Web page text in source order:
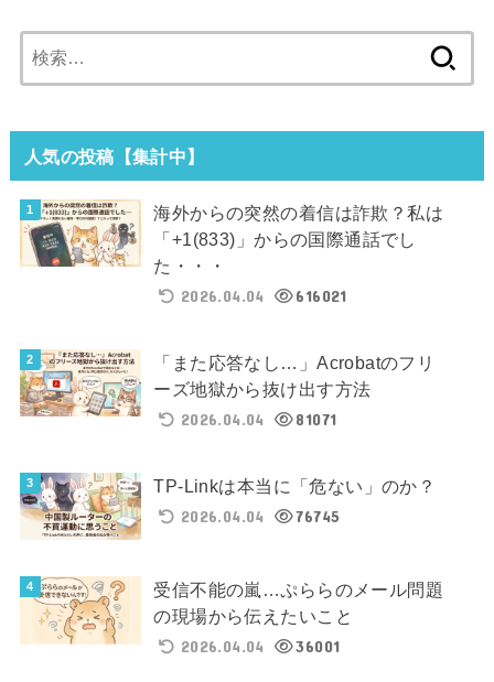
索:
人気の投稿【集計中】
海外からの突然の着信は詐欺？私は
「+1(833)」からの国際通話でし
た・・・
2026.04.04
616021
「また応答なし…」Acrobatのフリ
ーズ地獄から抜け出す方法
2026.04.04
81071
TP-Linkは本当に「危ない」のか？
2026.04.04
76745
受信不能の嵐…ぷららのメール問題
の現場から伝えたいこと
2026.04.04
36001